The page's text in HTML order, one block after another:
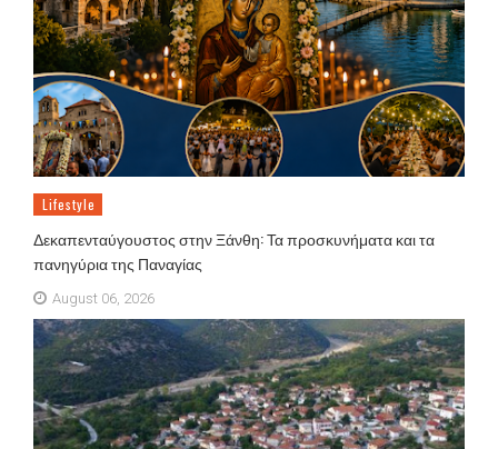
Lifestyle
Δεκαπενταύγουστος στην Ξάνθη: Τα προσκυνήματα και τα
πανηγύρια της Παναγίας
August 06, 2026